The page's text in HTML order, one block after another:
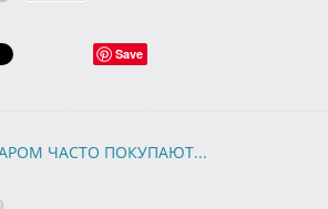
Save
ЧАСТО ПОКУПАЮТ...